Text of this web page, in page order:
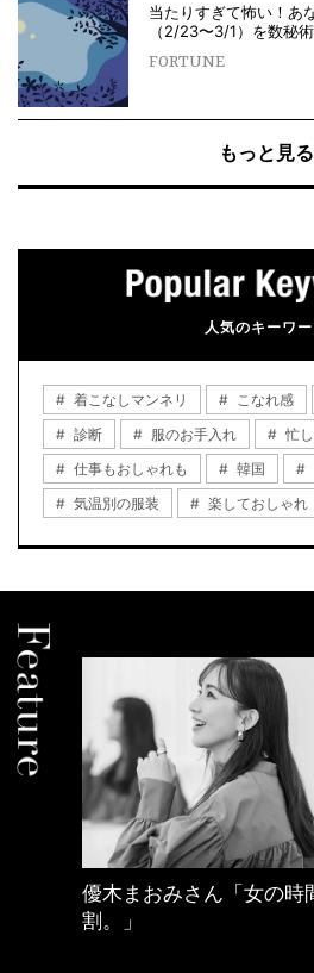
当たりすぎて怖い！あ
（2/23〜3/1）を数秘
FORTUNE
もっと見る
人気のキーワー
着こなしマンネリ こなれ感
診断
服のお手入れ
忙
仕事もおしゃれも
韓国
気温別の服装
楽しておしゃれ
40代の小顔メイク